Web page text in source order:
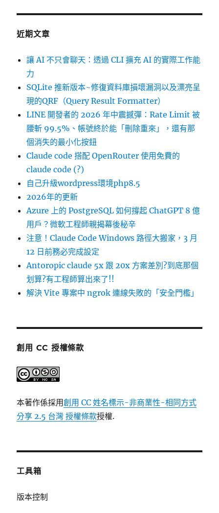
近期文章
讓 AI 不只會聊天：透過 CLI 擴充 AI 的實際工作能
力
SQLite 推新版本~修復資料庫損壞漏洞以及漂亮呈
現的QRF（Query Result Formatter）
LINE 開發者的 2026 年中震撼彈：Rate Limit 被
腰斬 99.5%、帳號終於能「刪除重來」，還有那
個消失的最小化按鈕
Claude code 搭配 OpenRouter 使用免費的
claude code (?)
自己升級wordpress環境php8.5
2026年的更新
Azure 上的 PostgreSQL 如何撐起 ChatGPT 8 億
用戶？微軟工程師親揭幕後秘辛
注意！Claude Code Windows 路徑大搬家，3 月
12 日前務必完成設定
Antoropic claude 5x 跟 20x 方案差別?到底那個
划算?有工程師算出來了!!
解決 Vite 專案中 ngrok 連線失敗的「安全門檻」
創用 CC 授權條款
本著作係採用創用 CC 姓名標示-非商業性-相同方式
分享 2.5 台灣 授權條款授權.
工具箱
版本控制